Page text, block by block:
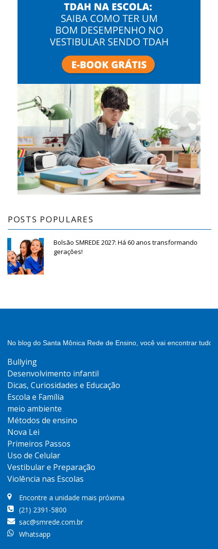
POSTS POPULARES
Bolsão SMREDE 2027: Há 60 anos transformando
gerações!
No blog do Santa Mônica Rede de Ensino, você vai encontrar
Bullying
Desenvolvimento infantil
Dicas, Curiosidades e Educação
Escola e Família
meio ambiente
Métodos de ensino
Nova Lei
Primeiros Passos
Uso de Celular
Vestibular e Preparação
Violência nas Escolas
Encontre a unidade mais próxima
(21) 2391-5800
sac@smrede.com.br
Whatsapp